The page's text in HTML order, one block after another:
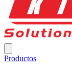
Productos